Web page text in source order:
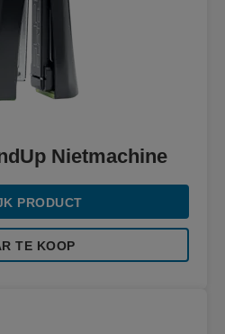
Nietmachine
PRODUCT
TE KOOP